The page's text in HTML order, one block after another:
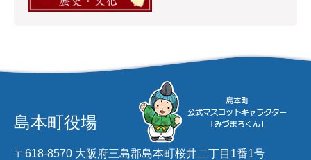
島本町役場
〒618-8570 大阪府三島郡島本町桜井二丁目1番1号